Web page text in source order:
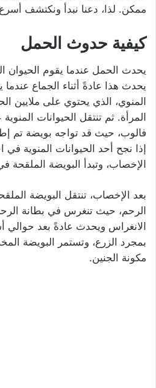
ممكن. لذا، دعنا نبدأ ونكتشف
كيفية حدوث الحمل
يحدث الحمل عندما يقوم الحيوان
يحدث هذا عادةً أثناء الجماع
المنوي، الذي يحتوي على ملايين
المرأة. ثم تنتقل الحيوانات
فالوب، حيث قد تواجه بويضة تم
إذا نجح أحد الحيوانات المنوية
الإخصاب، وتبدأ البويضة الملقحة
بعد الإخصاب، تنتقل البويضة
الرحم، حيث تنغرس في بطانة
الانغراس ويحدث عادةً بعد
بمجرد الزرع، وتستمر البويضة
مكونة الجنين.